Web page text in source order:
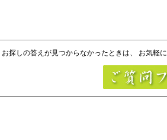
お探しの答えが見つからなかったときは、 お気軽に